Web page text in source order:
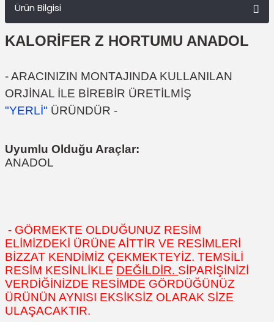
Ürün Bilgisi
KALORİFER Z HORTUMU ANADOL
- ARACINIZIN MONTAJINDA KULLANILAN
ORJİNAL İLE BİREBİR ÜRETİLMİŞ
"YERLİ" ÜRÜNDÜR -
Uyumlu Olduğu Araçlar:
ANADOL
- GÖRMEKTE OLDUĞUNUZ RESİM
ELİMİZDEKİ ÜRÜNE AİTTİR VE RESİMLERİ
BİZZAT KENDİMİZ ÇEKMEKTEYİZ. TEMSİLİ
RESİM KESİNLİKLE DEĞİLDİR. SİPARİŞİNİZİ
VERDİĞİNİZDE RESİMDE GÖRDÜĞÜNÜZ
ÜRÜNÜN AYNISI EKSİKSİZ OLARAK SİZE
ULAŞACAKTIR.